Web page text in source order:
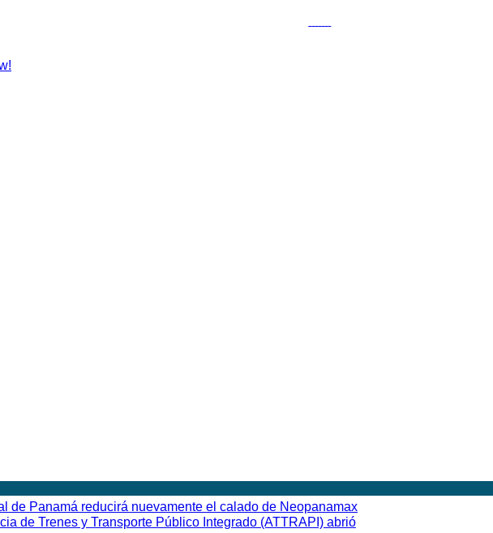
de Panamá reducirá nuevamente el calado de Neopanamax
de Trenes y Transporte Público Integrado (ATTRAPI) abrió